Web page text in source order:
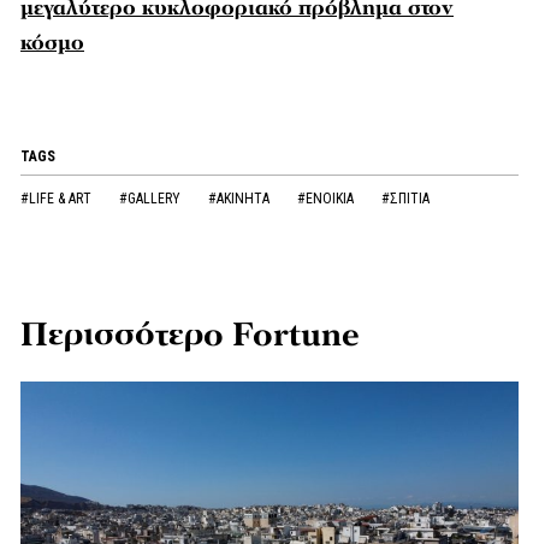
μεγαλύτερο κυκλοφοριακό πρόβλημα στον
κόσμο
TAGS
#LIFE & ART #GALLERY #ΑΚΙΝΗΤΑ #ΕΝΟΙΚΙΑ #ΣΠΙΤΙΑ
Περισσότερο Fortune